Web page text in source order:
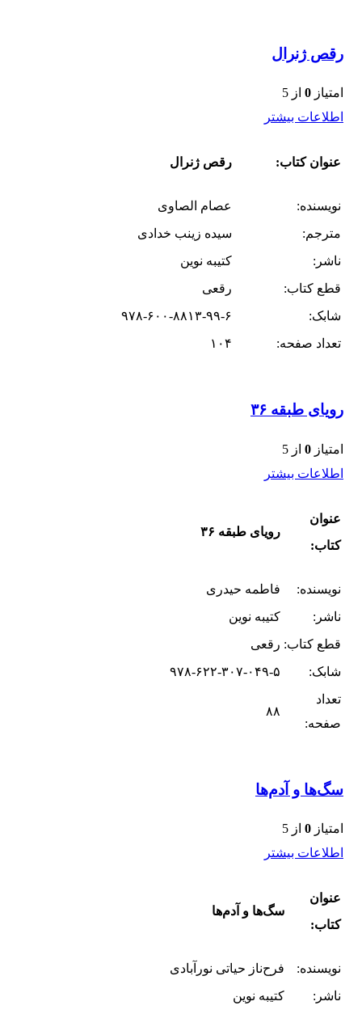
رقص ژنرال
امتیاز 0 از 5
اطلاعات بیشتر
عنوان کتاب: رقص ژنرال
نویسنده:
عصام الصاوی
مترجم:
سیده زینب خدادی
ناشر:
کتیبه نوین
قطع کتاب:
رقعی
شابک:
۹۷۸-۶۰۰-۸۸۱۳-۹۹-۶
تعداد صفحه:
۱۰۴
رویای طبقه ۳۶
امتیاز 0 از 5
اطلاعات بیشتر
عنوان
کتاب:
رویای طبقه ۳۶
نویسنده:
فاطمه حیدری
ناشر:
کتیبه نوین
قطع کتاب: رقعی
شابک:
۹۷۸-۶۲۲-۳۰۷-۰۴۹-۵
تعداد
صفحه:
۸۸
سگ‌ها و آدم‌ها
امتیاز 0 از 5
اطلاعات بیشتر
عنوان
کتاب:
سگ‌ها و آدم‌ها
نویسنده:
فرح‌ناز حیاتی نورآبادی
ناشر:
کتیبه نوین